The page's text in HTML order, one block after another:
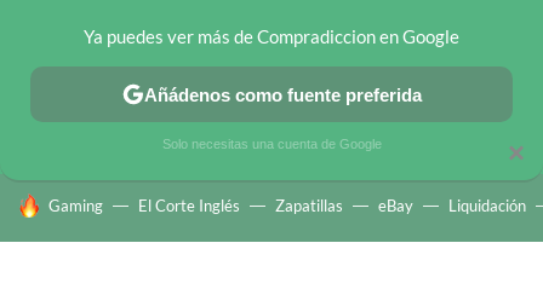
CHOLLOS TELEGRAM OFERTAS EN MÓVILES OFERTAS EN
HOY SE HABLA DE
Gaming El Corte Inglés Zapatillas eBay Liquidación
×
Ya puedes ver más de Compradiccion en Google
Añádenos como fuente preferida
Solo necesitas una cuenta de Google